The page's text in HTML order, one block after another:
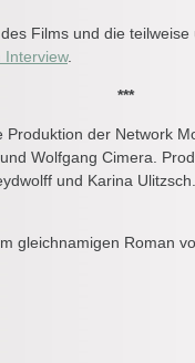
Films und die
Interview.
***
Produktion der Network
Wolfgang Cimera.
und Karina Ulitzsch.
gleichnamigen Roman